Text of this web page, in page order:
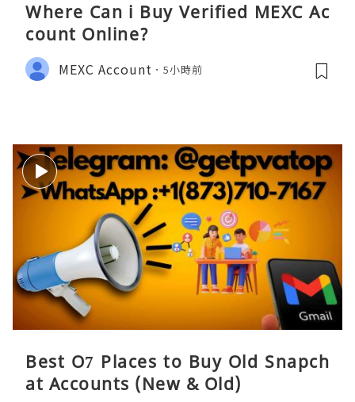
Where Can i Buy Verified MEXC Ac
count Online?
MEXC Account 5小時前
Best O7 Places to Buy Old Snapch
at Accounts (New & Old)